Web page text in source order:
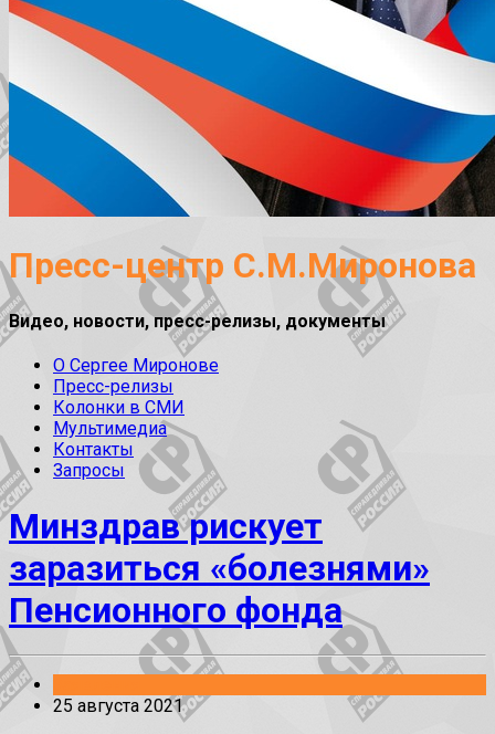
Пресс-центр С.М.Миронова
Видео, новости, пресс-релизы, документы
О Сергее Миронове
Пресс-релизы
Колонки в СМИ
Мультимедиа
Контакты
Запросы
Минздрав рискует
заразиться «болезнями»
Пенсионного фонда
25 августа 2021